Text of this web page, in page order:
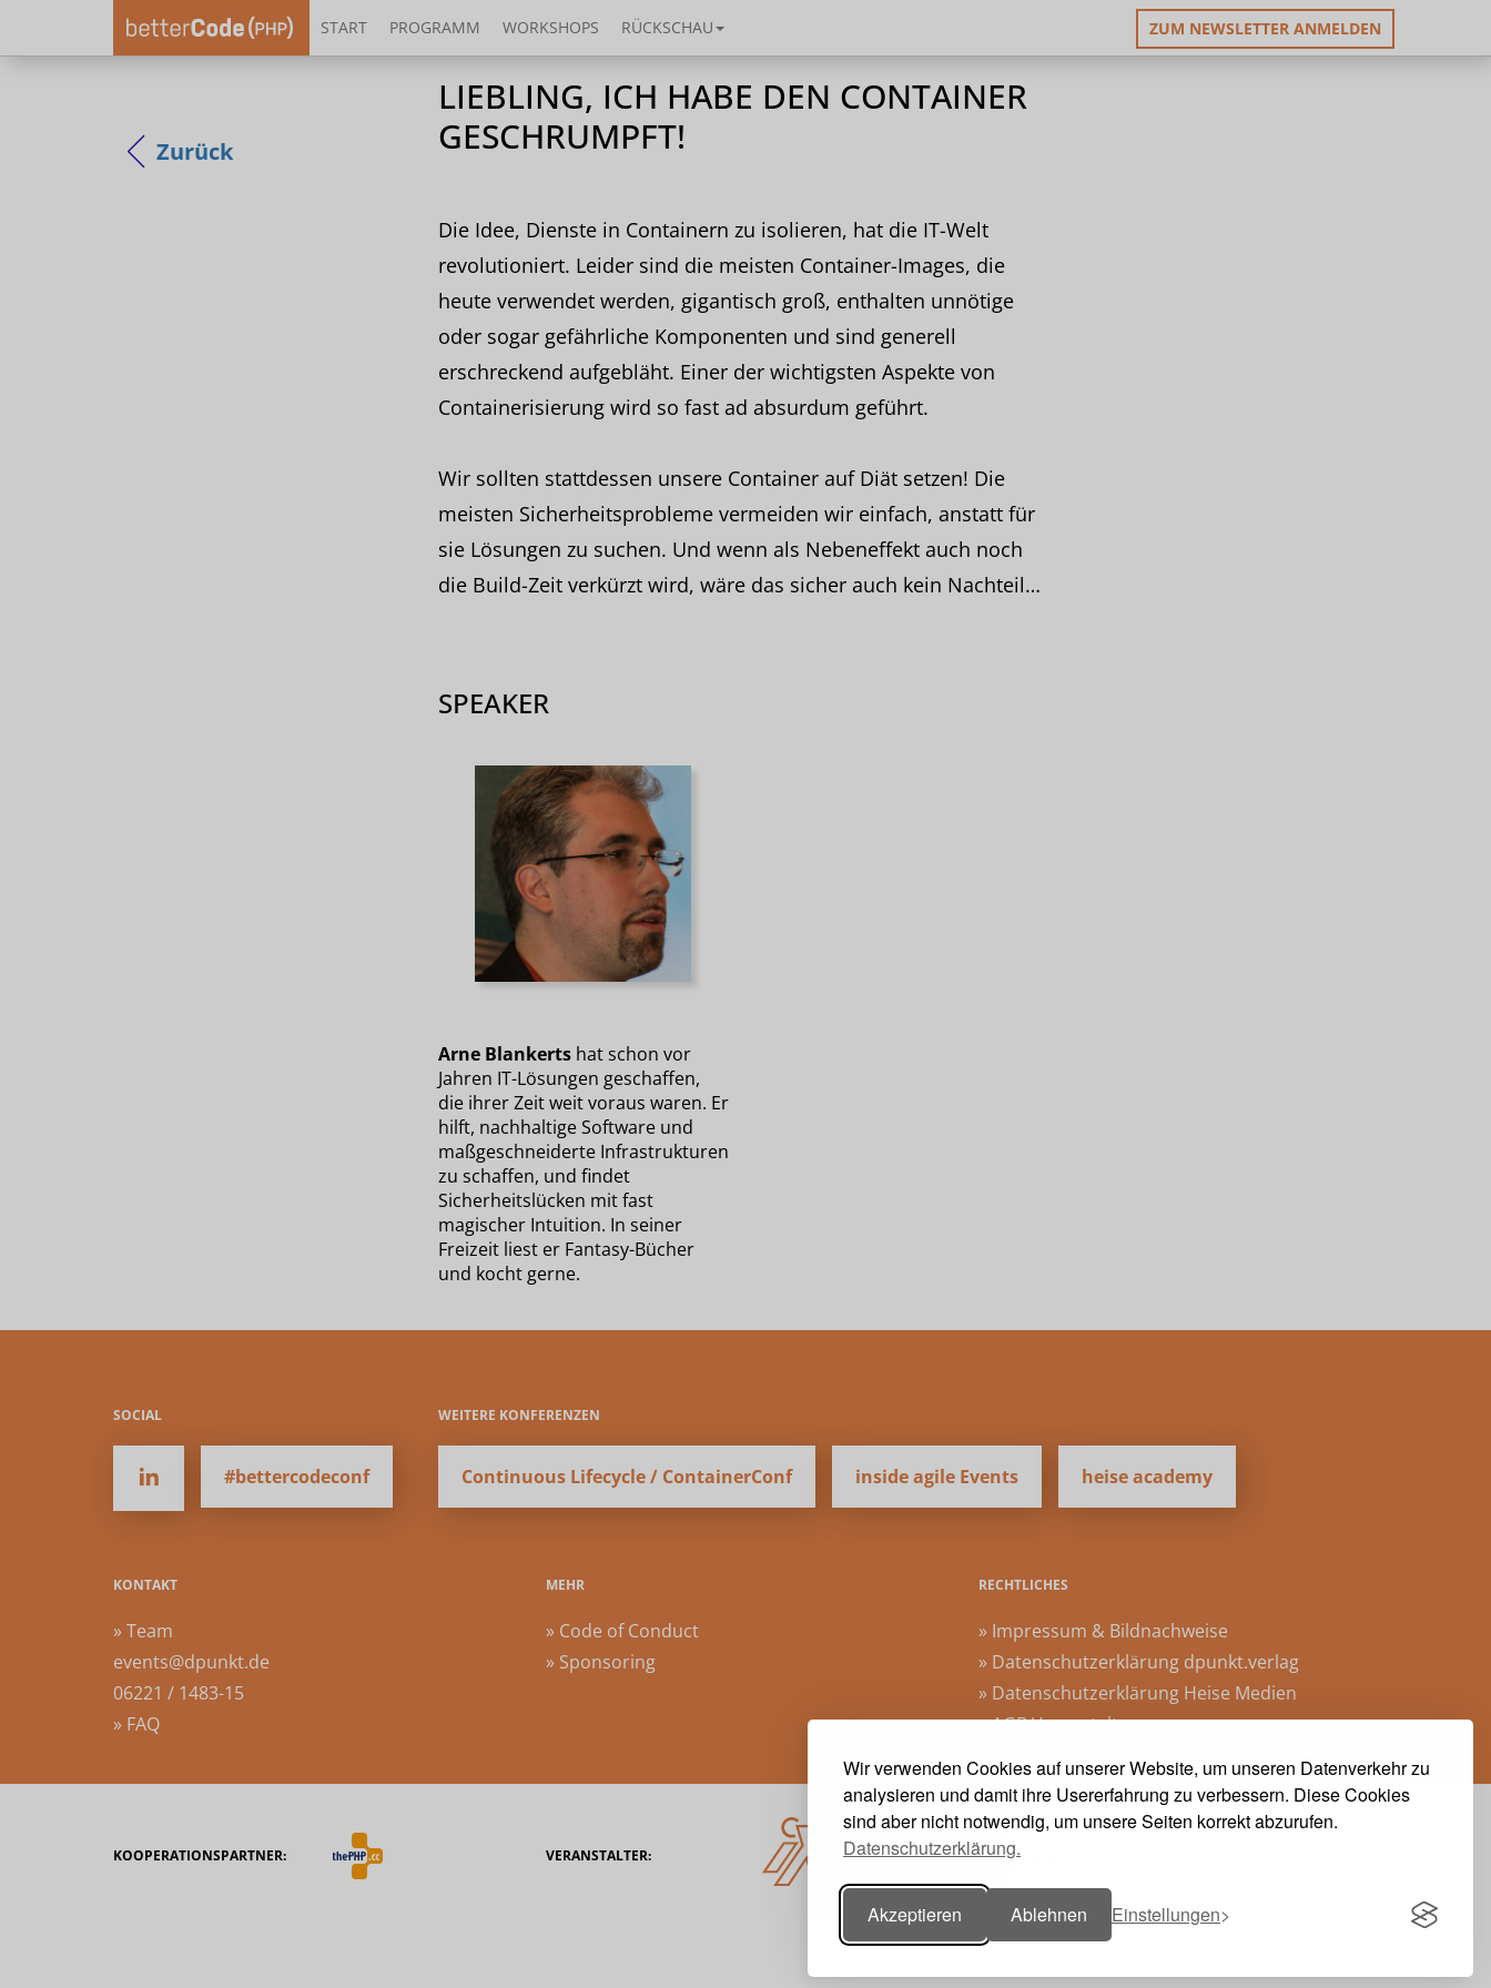
Wir verwenden Cookies auf unserer Website, um unseren Datenverkehr zu
analysieren und damit ihre Usererfahrung zu verbessern. Diese Cookies
sind aber nicht notwendig, um unsere Seiten korrekt abzurufen.
Datenschutzerklärung.
Akzeptieren Ablehnen Einstellungen
START PROGRAMM WORKSHOPS RÜCKSCHAU ZUM NEWSLETTER ANMELDEN
Zurück
LIEBLING, ICH HABE DEN CONTAINER
GESCHRUMPFT!
Die Idee, Dienste in Containern zu isolieren, hat die IT-Welt
revolutioniert. Leider sind die meisten Container-Images, die
heute verwendet werden, gigantisch groß, enthalten unnötige
oder sogar gefährliche Komponenten und sind generell
erschreckend aufgebläht. Einer der wichtigsten Aspekte von
Containerisierung wird so fast ad absurdum geführt.
Wir sollten stattdessen unsere Container auf Diät setzen! Die
meisten Sicherheitsprobleme vermeiden wir einfach, anstatt für
sie Lösungen zu suchen. Und wenn als Nebeneffekt auch noch
die Build-Zeit verkürzt wird, wäre das sicher auch kein Nachteil…
SPEAKER
Arne Blankertshat schon vor
Jahren IT-Lösungen geschaffen,
die ihrer Zeit weit voraus waren. Er
hilft, nachhaltige Software und
maßgeschneiderte Infrastrukturen
zu schaffen, und findet
Sicherheitslücken mit fast
magischer Intuition. In seiner
Freizeit liest er Fantasy-Bücher
und kocht gerne.
SOCIAL
#bettercodeconf
WEITERE KONFERENZEN
Continuous Lifecycle / ContainerConf inside agile Events heise academy
KONTAKT
» Team
events@dpunkt.de
06221 / 1483-15
» FAQ
MEHR
» Code of Conduct
» Sponsoring
RECHTLICHES
» Impressum & Bildnachweise
» Datenschutzerklärung dpunkt.verlag
» Datenschutzerklärung Heise Medien
» AGB Veranstaltungen
KOOPERATIONSPARTNER: VERANSTALTER: